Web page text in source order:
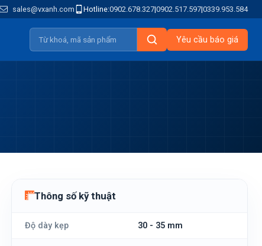
sales@vxanh.com Hotline:0902.678.327|0902.517.597|0339.953.584
Yêu cầu báo giá
Thông số kỹ thuật
Độ dày kẹp 30 - 35 mm